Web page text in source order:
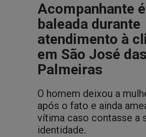
Acompanhante é
baleada durante
atendimento à
em São José das
Palmeiras
O homem deixou a
após o fato e ainda
vítima caso contasse a
identidade.